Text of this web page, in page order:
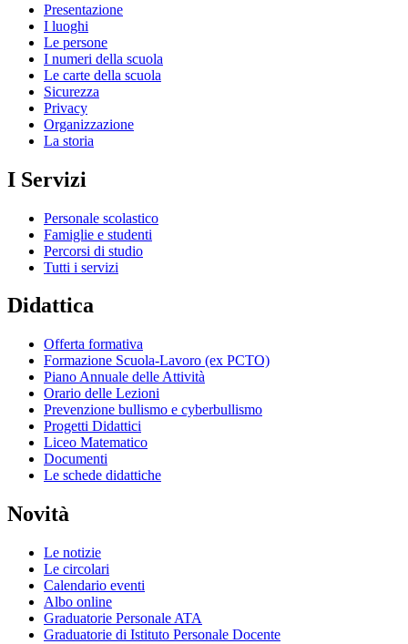
Presentazione
I luoghi
Le persone
I numeri della scuola
Le carte della scuola
Sicurezza
Privacy
Organizzazione
La storia
I Servizi
Personale scolastico
Famiglie e studenti
Percorsi di studio
Tutti i servizi
Didattica
Offerta formativa
Formazione Scuola-Lavoro (ex PCTO)
Piano Annuale delle Attività
Orario delle Lezioni
Prevenzione bullismo e cyberbullismo
Progetti Didattici
Liceo Matematico
Documenti
Le schede didattiche
Novità
Le notizie
Le circolari
Calendario eventi
Albo online
Graduatorie Personale ATA
Graduatorie di Istituto Personale Docente